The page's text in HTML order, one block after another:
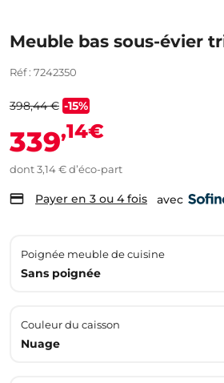
Meuble bas sous-évier
Réf : 7242350
398,44 € -15%
339,14€
dont 3,14 € d’éco-part
Payer en 3 ou 4 fois avec
Poignée meuble de cuisine
Sans poignée
Couleur du caisson
Nuage